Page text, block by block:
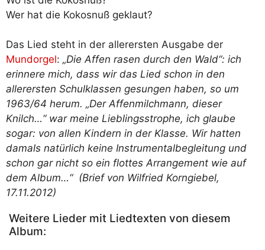
Wer hat die Kokosnuß geklaut?
Das Lied steht in der allerersten Ausgabe der
Mundorgel: „Die Affen rasen durch den Wald“: ich
erinnere mich, dass wir das Lied schon in den
allerersten Schulklassen gesungen haben, so um
1963/64 herum. „Der Affenmilchmann, dieser
Knilch…“ war meine Lieblingsstrophe, ich glaube
sogar: von allen Kindern in der Klasse. Wir hatten
damals natürlich keine Instrumentalbegleitung und
schon gar nicht so ein flottes Arrangement wie auf
dem Album…“ (Brief von Wilfried Korngiebel,
17.11.2012)
Weitere Lieder mit Liedtexten von diesem
Album: